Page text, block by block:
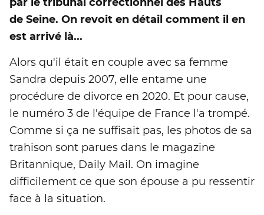
de Seine. On revoit en détail comment il en
est arrivé là...
Alors qu'il était en couple avec sa femme
Sandra depuis 2007, elle entame une
procédure de divorce en 2020. Et pour cause,
le numéro 3 de l'équipe de France l'a trompé.
Comme si ça ne suffisait pas, les photos de sa
trahison sont parues dans le magazine
Britannique, Daily Mail. On imagine
difficilement ce que son épouse a pu ressentir
face à la situation.